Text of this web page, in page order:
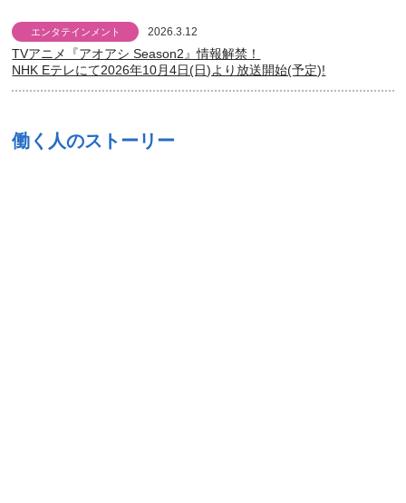
エンタテインメント 2026.3.12
TVアニメ『アオアシ Season2』情報解禁！
NHK Eテレにて2026年10月4日(日)より放送開始(予定)!
働く人のストーリー